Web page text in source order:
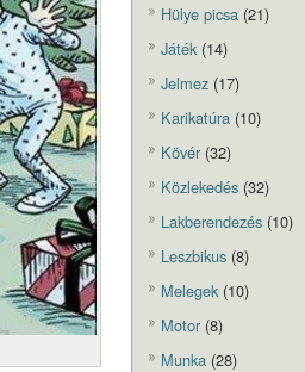
Hülye picsa (21)
Játék(14)
Jelmez (17)
Karikatúra (10)
Kövér (32)
Közlekedés (32)
Lakberendezés (10)
Leszbikus (8)
Melegek(10)
Motor (8)
Munka (28)